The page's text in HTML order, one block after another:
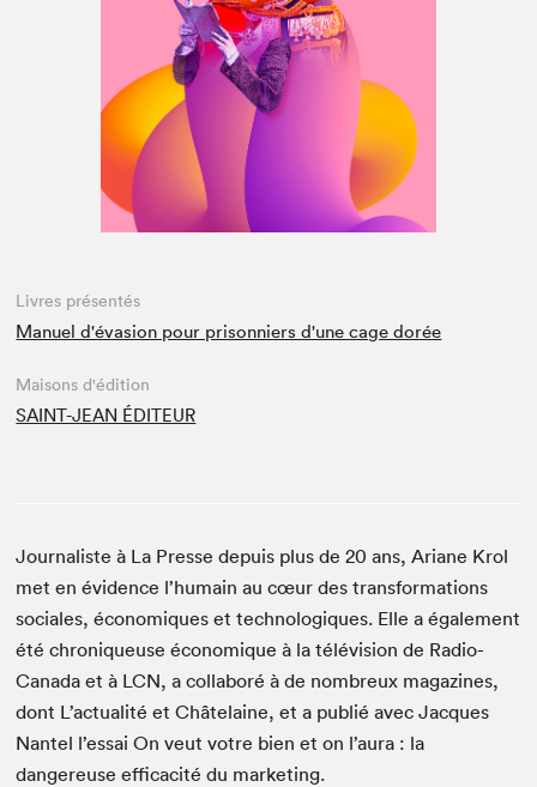
Espace médias
Livres présentés
Manuel d'évasion pour prisonniers d'une cage dorée
Maisons d'édition
SAINT-JEAN ÉDITEUR
Journaliste à La Presse depuis plus de 20 ans, Ariane Krol
met en évidence l’humain au cœur des transformations
sociales, économiques et technologiques. Elle a également
été chroniqueuse économique à la télévision de Radio-
Canada et à LCN, a collaboré à de nombreux magazines,
dont L’actualité et Châtelaine, et a publié avec Jacques
Nantel l’essai On veut votre bien et on l’aura : la
dangereuse efficacité du marketing.